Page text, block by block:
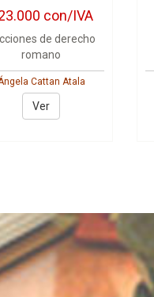
con/IVA
de derecho
romano
Cattan Atala
Ver